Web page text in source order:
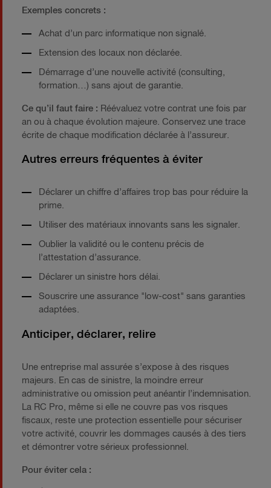
Exemples concrets :
Achat d’un parc informatique non signalé.
Extension des locaux non déclarée.
Démarrage d’une nouvelle activité (consulting,
formation…) sans ajout de garantie.
Ce qu’il faut faire : Réévaluez votre contrat une fois par
an ou à chaque évolution majeure. Conservez une trace
écrite de chaque modification déclarée à l’assureur.
Autres erreurs fréquentes à éviter
Déclarer un chiffre d’affaires trop bas pour réduire la
prime.
Utiliser des matériaux innovants sans les signaler.
Oublier la validité ou le contenu précis de
l’attestation d’assurance.
Déclarer un sinistre hors délai.
Souscrire une assurance "low-cost" sans garanties
adaptées.
Anticiper, déclarer, relire
Une entreprise mal assurée s’expose à des risques
majeurs. En cas de sinistre, la moindre erreur
administrative ou omission peut anéantir l’indemnisation.
La RC Pro, même si elle ne couvre pas vos risques
fiscaux, reste une protection essentielle pour sécuriser
votre activité, couvrir les dommages causés à des tiers
et démontrer votre sérieux professionnel.
Pour éviter cela :